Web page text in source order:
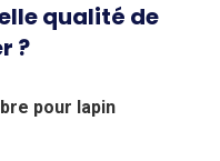
qualité de
?
pour lapin